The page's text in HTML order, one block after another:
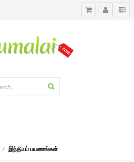
இந்தியப் பயணங்கள்